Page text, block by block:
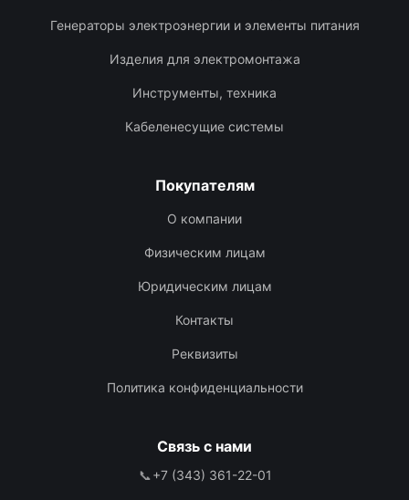
Генераторы электроэнергии и элементы питания
Изделия для электромонтажа
Инструменты, техника
Кабеленесущие системы
Покупателям
О компании
Физическим лицам
Юридическим лицам
Контакты
Реквизиты
Политика конфиденциальности
Связь с нами
📞 +7 (343) 361-22-01